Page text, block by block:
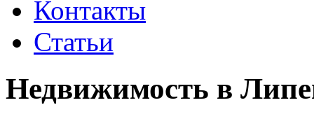
Контакты
Статьи
Недвижимость в